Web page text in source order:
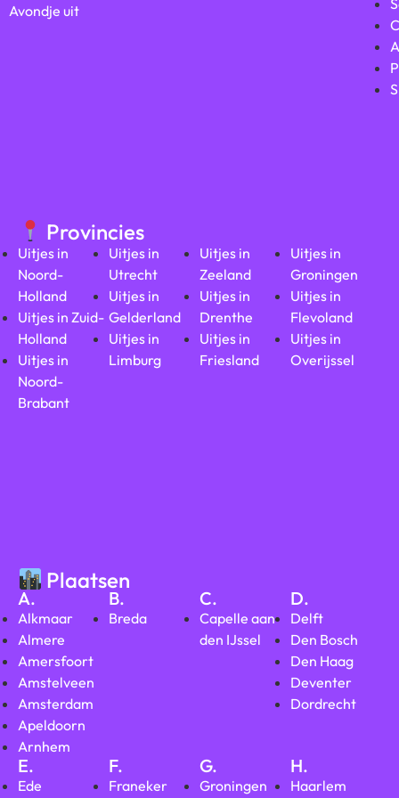
Avondje uit
Provincies
Uitjes in
Noord-
Holland
Uitjes in Zuid-
Holland
Uitjes in
Noord-
Brabant
Uitjes in
Utrecht
Uitjes in
Gelderland
Uitjes in
Limburg
Uitjes in
Zeeland
Uitjes in
Drenthe
Uitjes in
Friesland
Uitjes in
Groningen
Uitjes in
Flevoland
Uitjes in
Overijssel
Plaatsen
A.
Alkmaar
Almere
Amersfoort
Amstelveen
Amsterdam
Apeldoorn
Arnhem
B.
Breda
C.
Capelle aan
den IJssel
D.
Delft
Den Bosch
Den Haag
Deventer
Dordrecht
E.
Ede
F.
Franeker
G.
Groningen
H.
Haarlem